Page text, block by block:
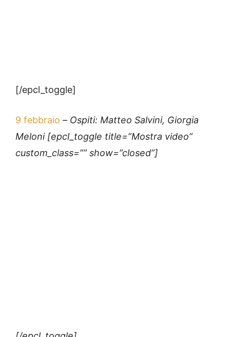
[/epcl_toggle]
9 febbraio – Ospiti: Matteo Salvini, Giorgia
Meloni [epcl_toggle title=”Mostra video”
custom_class=”” show=”closed”]